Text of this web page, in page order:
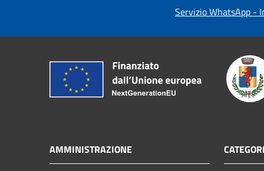
Servizio WhatsApp -
AMMINISTRAZIONE